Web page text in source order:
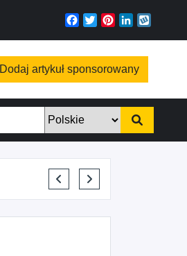
Facebook
TwitterPinterest
LinkedIn
Dodaj artykuł sponsorowany
ELENA MAKARCHIK